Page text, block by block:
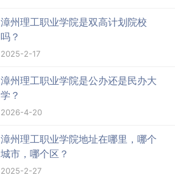
漳州理工职业学院是双高计划院校
吗？
2025-2-17
漳州理工职业学院是公办还是民办大
学？
2026-4-20
漳州理工职业学院地址在哪里，哪个
城市，哪个区？
2025-2-27